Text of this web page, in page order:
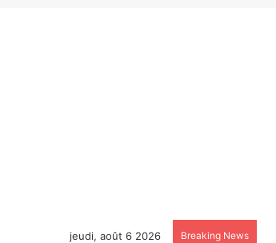
jeudi, août 6 2026 Breaking News